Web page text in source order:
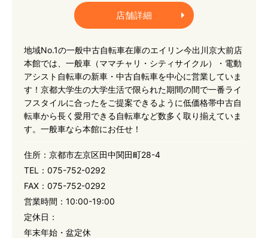
店舗詳細
地域No.1の一般中古自転車在庫のエイリン今出川京大前店
本館では、一般車（ママチャリ・シティサイクル）・電動
アシスト自転車の新車・中古自転車を中心に営業していま
す！京都大学生の大学生活で限られた期間の間で一番ライ
フスタイルに合ったをご提案できるように低価格帯中古自
転車から長く愛用できる自転車など数多く取り揃えていま
す。一般車なら本館にお任せ！
住所： 京都市左京区田中関田町28-4
TEL： 075-752-0292
FAX： 075-752-0292
営業時間： 10:00-19:00
定休日：
年末年始・盆定休